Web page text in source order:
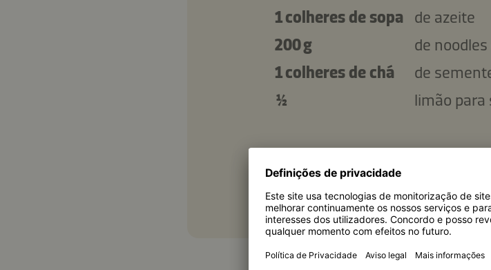
1 colheres de sopa de azeite
200 g
de
1 colheres de chá
de
½
limão para